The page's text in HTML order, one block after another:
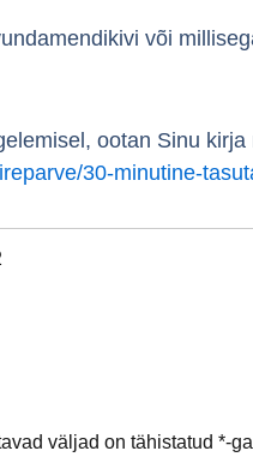
või
ootan Sinu kirja
30-minutine-
väljad on tähistatud *-ga